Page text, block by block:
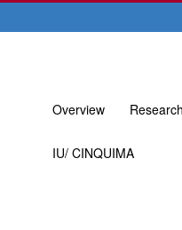
Skip
content
Overview
IU/ CINQUIMA